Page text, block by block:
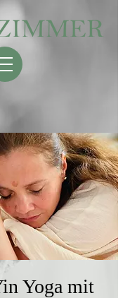
Yoga mit